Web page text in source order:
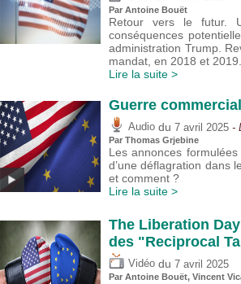
Par Antoine Bouët
Retour vers le futur.
conséquences
administration Trump.
mandat, en 2018 et 2019.
Lire la suite >
Guerre
Audio du 7 avril 2025 -
Par Thomas Grjebine
Les annonces
d’une déflagration dans
et comment ?
Lire la suite >
The Liberation
des "Reciprocal
Vidéo du 7 avril 2025
Par Antoine Bouët, Vincent